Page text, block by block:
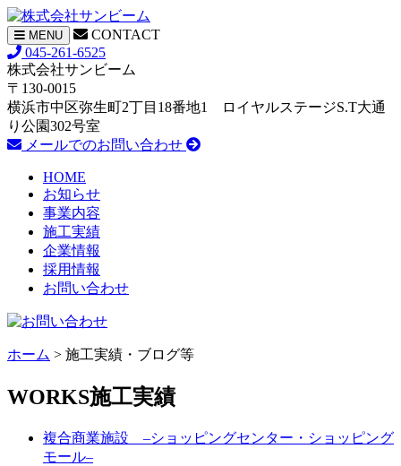
ナ
ビ
ゲ
ー
シ
ョ
ン
MENU
CONTACT
045-261-6525
株式会社サンビーム
〒130-0015
横浜市中区弥生町2丁目18番地1 ロイヤルステージS.T大通
り公園302号室
メールでのお問い合わせ
HOME
お知らせ
事業内容
施工実績
企業情報
採用情報
お問い合わせ
ホーム > 施工実績・ブログ等
WORKS施工実績
複合商業施設 –ショッピングセンター・ショッピング
モール–